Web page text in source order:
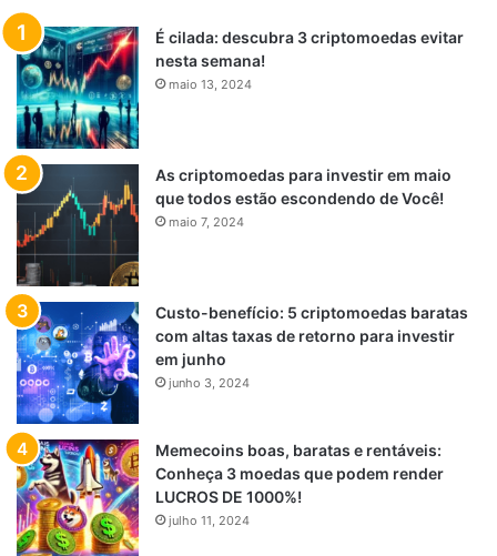
É cilada: descubra 3 criptomoedas evitar
nesta semana!
maio 13, 2024
As criptomoedas para investir em maio
que todos estão escondendo de Você!
maio 7, 2024
Custo-benefício: 5 criptomoedas baratas
com altas taxas de retorno para investir
em junho
junho 3, 2024
Memecoins boas, baratas e rentáveis:
Conheça 3 moedas que podem render
LUCROS DE 1000%!
julho 11, 2024